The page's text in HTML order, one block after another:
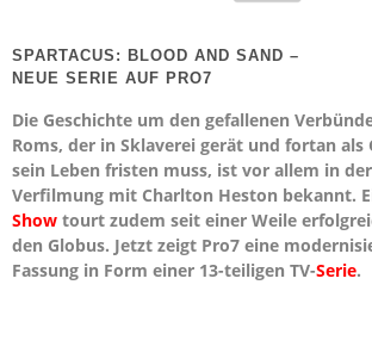
SPARTACUS: BLOOD AND SAND –
NEUE SERIE AUF PRO7
Die Geschichte um den gefallenen
Roms, der in Sklaverei gerät und fortan als
sein Leben fristen muss, ist vor allem in der
Verfilmung mit Charlton Heston bekannt.
Show tourt zudem seit einer Weile
den Globus. Jetzt zeigt Pro7 eine
Fassung in Form einer 13-teiligen TV-Serie.